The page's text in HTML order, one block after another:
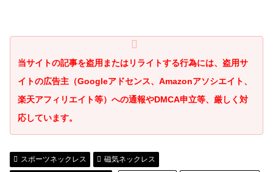
当サイトの記事を盗用またはリライトする行為には、盗用サ
イトの広告主（Googleアドセンス、Amazonアソシエイト、
楽天アフィリエイト等）への通報やDMCA申立等、厳しく対
応しています。
スポーツネックレス 磁気ネックレス